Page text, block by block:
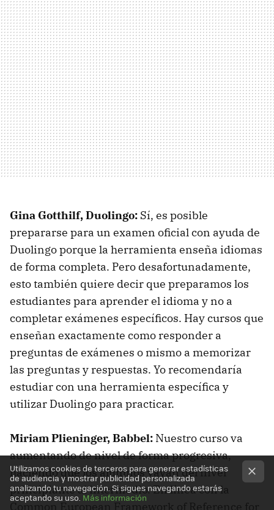
Gina Gotthilf, Duolingo: Sí, es posible
prepararse para un examen oficial con ayuda de
Duolingo porque la herramienta enseña idiomas
de forma completa. Pero desafortunadamente,
esto también quiere decir que preparamos los
estudiantes para aprender el idioma y no a
completar exámenes específicos. Hay cursos que
enseñan exactamente como responder a
preguntas de exámenes o mismo a memorizar
las preguntas y respuestas. Yo recomendaría
estudiar con una herramienta específica y
utilizar Duolingo para practicar.
Miriam Plieninger, Babbel: Nuestro curso va
aumentando de nivel de forma progresiva,
haciendo que los alumnos vayan del nivel
principiante al intermedio. En línea con la
Common European Framework of Reference for
Utilizamos cookies de terceros para generar estadísticas
de audiencia y mostrar publicidad personalizada
analizando tu navegación. Si sigues navegando estarás
aceptando su uso. Más información